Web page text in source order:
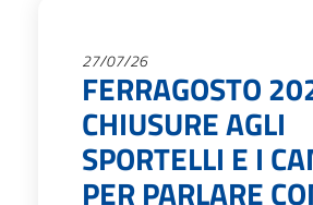
27/07/26
FERRAGOSTO
CHIUSURE AGLI
SPORTELLI E I
PER PARLARE